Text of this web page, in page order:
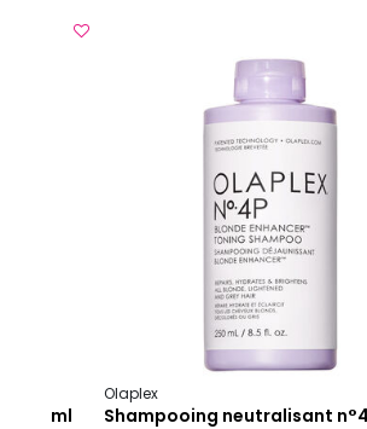
250 ml
Olaplex
Shampooing neutralisant